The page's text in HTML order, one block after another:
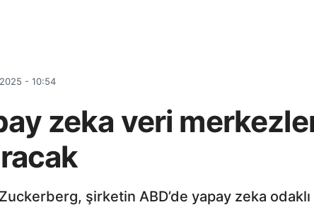
- 10:54
zeka veri
şirketin ABD’de yapay zeka